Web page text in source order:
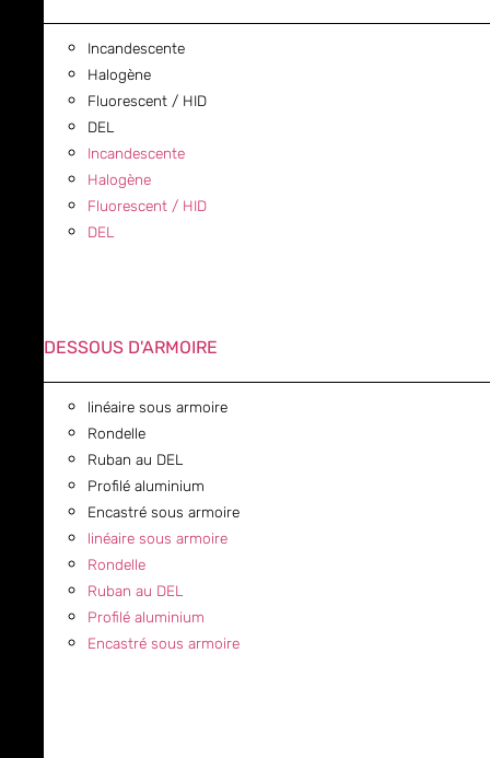
Incandescente
Halogène
Fluorescent / HID
DEL
Incandescente
Halogène
Fluorescent / HID
DEL
DESSOUS D'ARMOIRE
linéaire sous armoire
Rondelle
Ruban au DEL
Profilé aluminium
Encastré sous armoire
linéaire sous armoire
Rondelle
Ruban au DEL
Profilé aluminium
Encastré sous armoire